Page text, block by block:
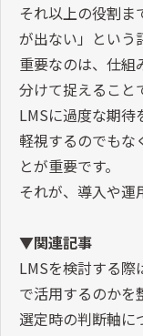
それ以上の役割
が出ない」という
重要なのは、仕組
分けて捉えること
LMSに過度な期待
軽視するのでもな
とが重要です。
それが、導入や運
▼関連記事
LMSを検討する際
で活用するのかを
選定時の判断軸に